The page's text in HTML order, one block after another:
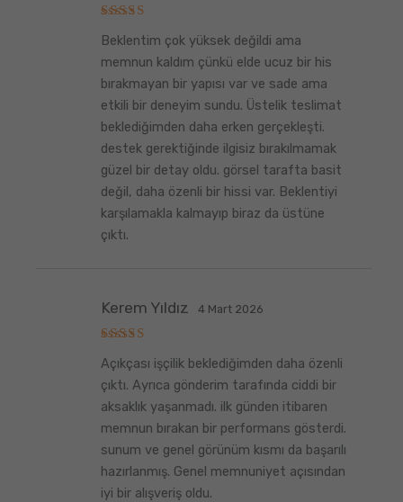
üzerinden
oy aldı
Beklentim çok yüksek değildi ama
memnun kaldım çünkü elde ucuz bir his
bırakmayan bir yapısı var ve sade ama
etkili bir deneyim sundu. Üstelik teslimat
beklediğimden daha erken gerçekleşti.
destek gerektiğinde ilgisiz bırakılmamak
güzel bir detay oldu. görsel tarafta basit
değil, daha özenli bir hissi var. Beklentiyi
karşılamakla kalmayıp biraz da üstüne
çıktı.
üzerinden
oy aldı
Kerem Yıldız 4 Mart 2026
Açıkçası işçilik beklediğimden daha özenli
çıktı. Ayrıca gönderim tarafında ciddi bir
aksaklık yaşanmadı. ilk günden itibaren
memnun bırakan bir performans gösterdi.
sunum ve genel görünüm kısmı da başarılı
hazırlanmış. Genel memnuniyet açısından
iyi bir alışveriş oldu.